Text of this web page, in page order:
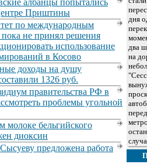
албанцы попытались
Приштины
по международным
не принял решения
использование
в Косово
доходы на душу
1326 руб.
правительства РФ в
проблемы угольной
молоке бельгийского
диоксин
предложена работа
дня
два
на